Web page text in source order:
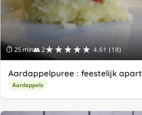
⏱ 25 min👥 2★★★★★ 4.61 (18)
Aardappelpuree : feestelijk apart
Aardappels